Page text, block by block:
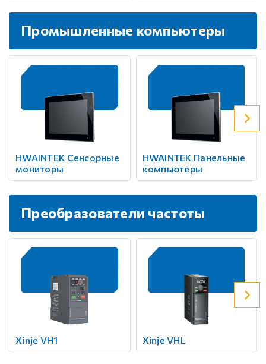
Промышленные компьютеры
HWAINTEK Сенсорные
мониторы
HWAINTEK Панельные
компьютеры
Преобразователи частоты
Xinje VH1 Xinje VHL